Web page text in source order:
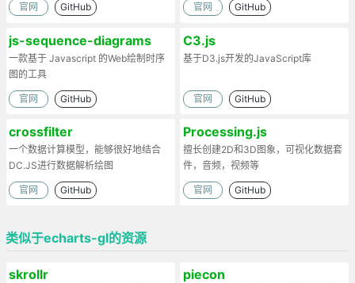
官网 GitHub 官网 GitHub
js-sequence-diagrams
一款基于 Javascript 的Web绘制时序
图的工具
官网 GitHub
C3.js
基于D3.js开发的JavaScript库
官网 GitHub
crossfilter
一个数据计算模型，能够很好地结合
DC.JS进行数据解析绘图
官网 GitHub
Processing.js
擅长创建2D和3D图象，可视化数据套
件，音频，视频等
官网 GitHub
类似于echarts-gl的资源
skrollr piecon